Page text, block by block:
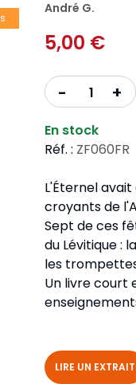
notes
Main
André G.
5,00 €
- +
En stock
Réf. : ZF060FR
L'Éternel
croyants de
Sept de ces
du Lévitique :
les
Un livre court
LIRE UN EXTRAIT